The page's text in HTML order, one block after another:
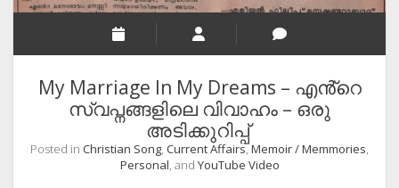
My Marriage In My Dreams – എൻ്റെ
സ്വപ്നങ്ങളിലെ വിവാഹം – ഒരു
അടിക്കുറിപ്പ്
Posted in Christian Song, Current Affairs,Memoir / Memmories,
Personal, and YouTube Video